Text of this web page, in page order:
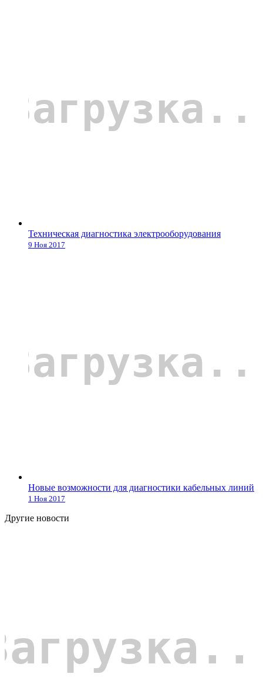
Техническая диагностика электрооборудования
9 Ноя 2017
Новые возможности для диагностики кабельных линий
1 Ноя 2017
Другие новости